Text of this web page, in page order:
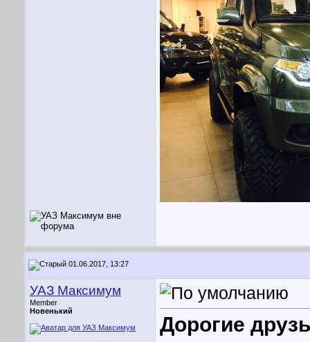
01.06.2017, 13:27
УАЗ Максимум
Member
Новенький
Дорогие